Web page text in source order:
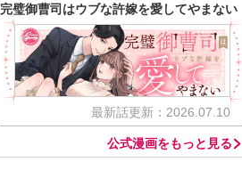
完璧御曹司はウブな許嫁を愛してやまない
最新話更新：2026.07.10
公式漫画をもっと見る